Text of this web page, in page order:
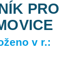
PRO
v r.: